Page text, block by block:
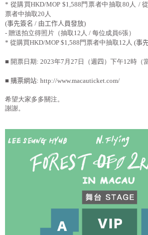
* 從購買HKD/MOP $1,588 門票者中抽取 80 人 /
票者中抽取20 人
(事先簽名 / 由工作人員發放)
- 贈送拍立得照片（抽取 12 人 / 每位成員6張）
* 從購買HKD/MOP $1,588 門票者中抽取 12 人 (事
■ 開票日期: 2023年7 月 27 日（週 四 ）下午12時（
■ 購票網站: http://www.macauticket.com/
希望大家多多關注。
謝謝。